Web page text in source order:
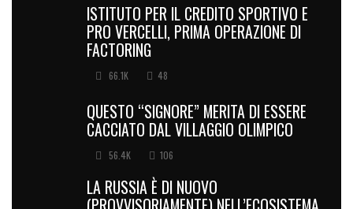
ISTITUTO PER IL CREDITO SPORTIVO E
PRO VERCELLI, PRIMA OPERAZIONE DI
FACTORING
66.1K 48
QUESTO “SIGNORE” MERITA DI ESSERE
CACCIATO DAL VILLAGGIO OLIMPICO
56.4K 106
LA RUSSIA È DI NUOVO